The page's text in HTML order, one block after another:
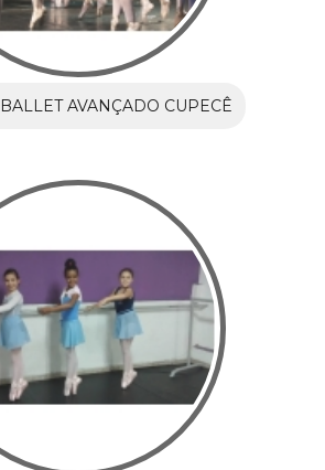
AVANÇADO CUPECÊ